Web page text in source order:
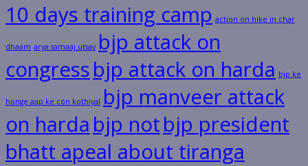
10 days training camp action on hike in char
dhaam arya samaaj utsav bjp attack on
congressbjp attack on harda bjp ke
honge aap ke con kothiyal bjp manveer attack
on harda bjp notbjp president
bhatt apeal about tiranga